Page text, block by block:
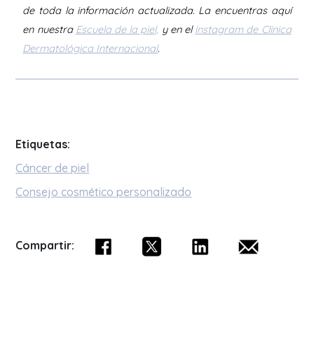
de toda la información actualizada. La encuentras aquí
en nuestra Escuela de la piel, y en elinstagram de Clínica
Dermatológica Internacional.
Etiquetas:
Cáncer de piel
Consejo cosmético personalizado
Compartir: